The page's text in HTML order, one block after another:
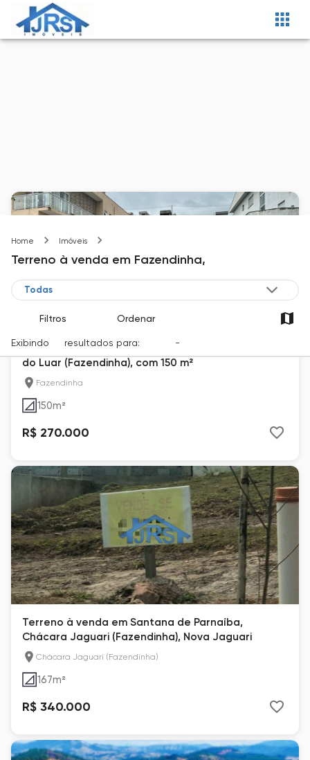
Home Imóveis
Terreno à venda em Fazendinha,
Filtros Ordenar
Exibindo resultados para: -
Terreno à venda em Santana de Parnaíba, Jardim
do Luar (Fazendinha), com 150 m²
Fazendinha
150m²
R$ 270.000
Terreno à venda em Santana de Parnaíba,
Chácara Jaguari (Fazendinha), Nova Jaguari
Chácara Jaguari (Fazendinha)
167m²
R$ 340.000